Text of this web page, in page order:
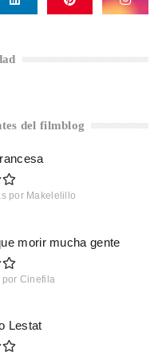
del filmblog
por Makelelillo
morir mucha gente
por Cinefila
Lestat